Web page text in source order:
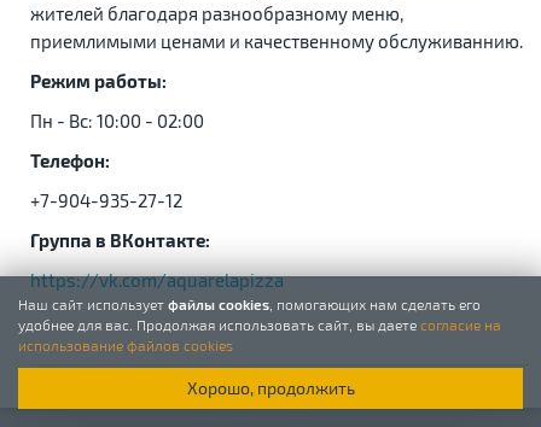
жителей благодаря разнообразному меню,
приемлимыми ценами и качественному обслуживаннию.
Режим работы:
Пн - Вс: 10:00 - 02:00
Телефон:
+7-904-935-27-12
Группа в ВКонтакте:
https://vk.com/aquarelapizza
Наш сайт использует файлы cookies , помогающих нам сделать его
удобнее для вас. Продолжая использовать сайт, вы даете согласие на
использование файлов cookies
Хорошо, продолжить